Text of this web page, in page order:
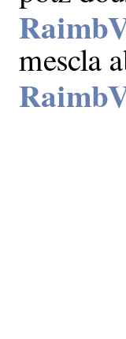
mescla